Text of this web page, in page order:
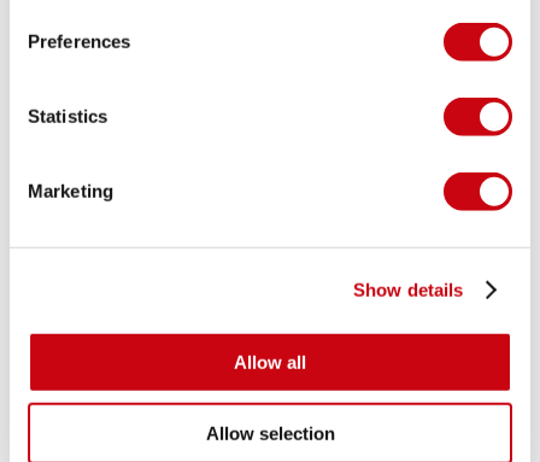
Preferences
Statistics
Marketing
Show details
Allow all
Allow selection